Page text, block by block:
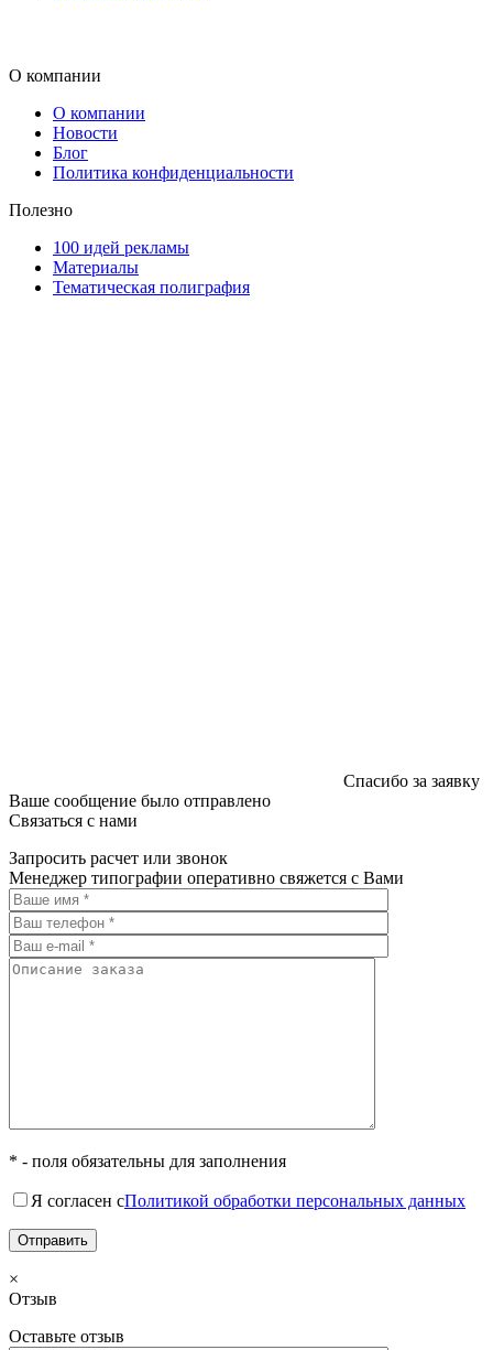
О компании
О компании
Новости
Блог
Политика конфиденциальности
Полезно
100 идей рекламы
Материалы
Тематическая полиграфия
Спасибо за заявку
Ваше сообщение было отправлено
Связаться с нами
Запросить расчет или звонок
Менеджер типографии оперативно свяжется с Вами
* - поля обязательны для заполнения
Я согласен сПолитикой обработки персональных данных
×
Отзыв
Оставьте отзыв